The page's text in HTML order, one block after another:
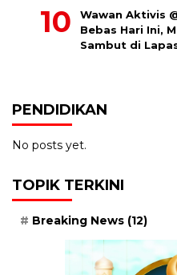
Wawan Aktivis
Bebas Hari Ini,
Sambut di
PENDIDIKAN
No posts yet.
TOPIK TERKINI
Breaking News (12)